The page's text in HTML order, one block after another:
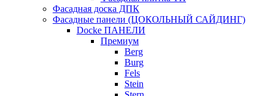
Фасадная доска ДПК
Фасадные панели (ЦОКОЛЬНЫЙ САЙДИНГ)
Docke ПАНЕЛИ
Премиум
Berg
Burg
Fels
Stein